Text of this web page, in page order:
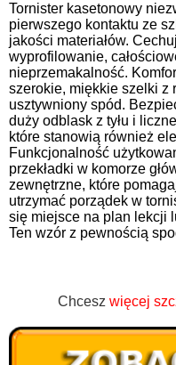
Tornister kasetonowy
pierwszego kontaktu ze
jakości materiałów.
wyprofilowanie,
nieprzemakalność.
szerokie, miękkie szelki z
usztywniony spód.
duży odblask z tyłu i
które stanowią również
Funkcjonalność
przekładki w komorze
zewnętrzne, które
utrzymać porządek w
się miejsce na plan lekcji
Ten wzór z pewnością
Chcesz więcej